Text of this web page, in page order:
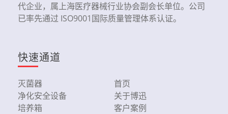
代企业，属上海医疗器械行业协会副会长单位。公司
已率先通过 ISO9001国际质量管理体系认证。
快速通道
灭菌器
净化安全设备
培养箱
首页
关于博迅
客户案例